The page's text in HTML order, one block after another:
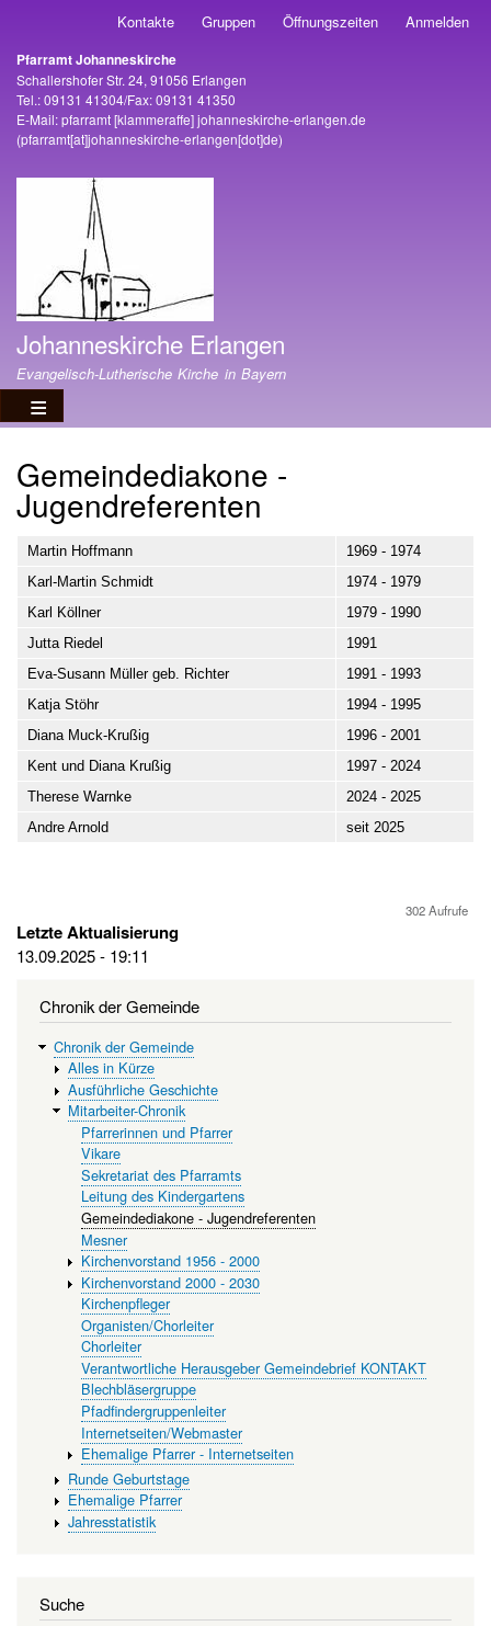
Kontakte Gruppen Öffnungszeiten Anmelden
Adresse
Pfarramt Johanneskirche
Schallershofer Str. 24, 91056 Erlangen
Tel.: 09131 41304/Fax: 09131 41350
E-Mail:pfarramt[klammeraffe]johanneskirche-erlangen.de
(pfarramt[at]johanneskirche-erlangen[dot]de)
Johanneskirche Erlangen
Evangelisch-Lutherische Kirche in Bayern
Gemeindediakone -
Jugendreferenten
Martin Hoffmann
1969 - 1974
Karl-Martin Schmidt
1974 - 1979
Karl Köllner
1979 - 1990
Jutta Riedel
1991
Eva-Susann Müller geb. Richter
1991 - 1993
Katja Stöhr
1994 - 1995
Diana Muck-Krußig
1996 - 2001
Kent und Diana Krußig
1997 - 2024
Therese Warnke
2024 - 2025
Andre Arnold
seit 2025
302 Aufrufe
Letzte Aktualisierung
13.09.2025 - 19:11
Chronik der Gemeinde
Chronik der Gemeinde
Alles in Kürze
Ausführliche Geschichte
Mitarbeiter-Chronik
Pfarrerinnen und Pfarrer
Vikare
Sekretariat des Pfarramts
Leitung des Kindergartens
Gemeindediakone - Jugendreferenten
Mesner
Kirchenvorstand 1956 - 2000
Kirchenvorstand 2000 - 2030
Kirchenpfleger
Organisten/Chorleiter
Chorleiter
Verantwortliche Herausgeber Gemeindebrief KONTAKT
Blechbläsergruppe
Pfadfindergruppenleiter
Internetseiten/Webmaster
Ehemalige Pfarrer - Internetseiten
Runde Geburtstage
Ehemalige Pfarrer
Jahresstatistik
Suche